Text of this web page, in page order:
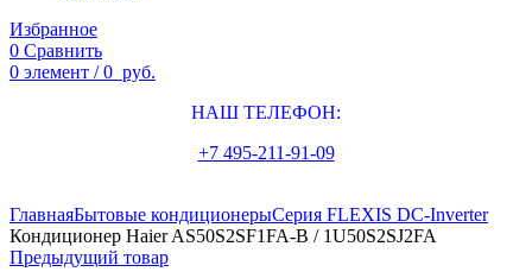
Избранное
0 Сравнить
0 элемент / 0 руб.
НАШ ТЕЛЕФОН:
+7 495-211-91-09
ГлавнаяБытовые кондиционерыСерия FLEXIS DC-Inverter
Кондиционер Haier AS50S2SF1FA-B / 1U50S2SJ2FA
Предыдущий товар